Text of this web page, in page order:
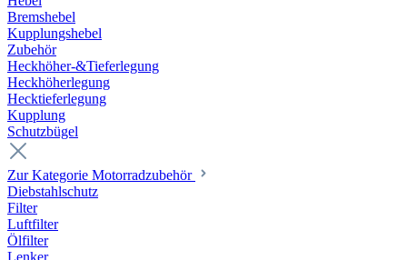
Bremshebel
Kupplungshebel
Zubehör
Heckhöher-&Tieferlegung
Heckhöherlegung
Hecktieferlegung
Kupplung
Schutzbügel
Zur Kategorie Motorradzubehör
Diebstahlschutz
Filter
Luftfilter
Ölfilter